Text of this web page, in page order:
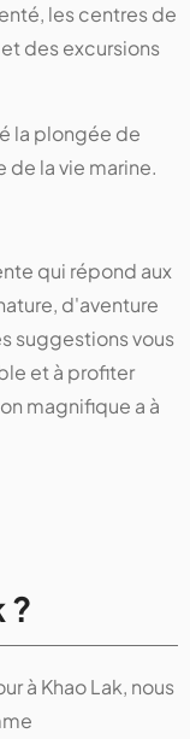
les centres de
des excursions
la plongée de
de la vie marine.
qui répond aux
d'aventure
suggestions vous
et à profiter
magnifique a à
?
à Khao Lak, nous